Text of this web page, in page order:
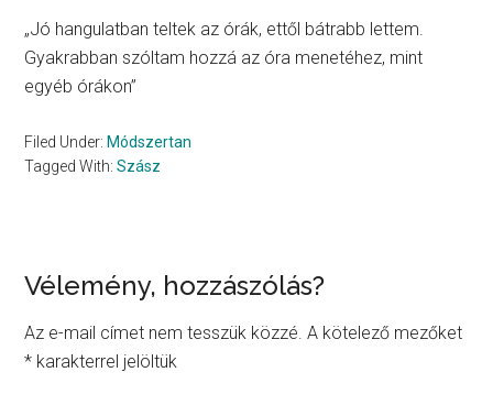
„Jó hangulatban teltek az órák, ettől bátrabb lettem.
Gyakrabban szóltam hozzá az óra menetéhez, mint
egyéb órákon”
Filed Under: Módszertan
Tagged With:Szász
Reader
Interactions
Vélemény, hozzászólás?
Az e-mail címet nem tesszük közzé. A kötelező mezőket
* karakterrel jelöltük